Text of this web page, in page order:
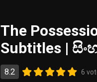
The
Subtitles |
8.2 6